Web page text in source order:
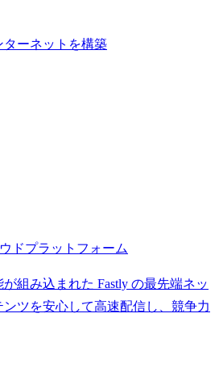
ーネットを構築
ドプラットフォーム
組み込まれた Fastly の最先端ネッ
ンツを安心して高速配信し、競争力